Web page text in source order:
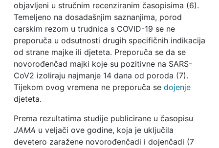
objavljeni u stručnim recenziranim časopisima (6).
Temeljeno na dosadašnjim saznanjima, porod
carskim rezom u trudnica s COVID-19 se ne
preporuča u odsutnosti drugih specifičnih indikacija
od strane majke ili djeteta. Preporuča se da se
novorođenčad majki koje su pozitivne na SARS-
CoV2 izoliraju najmanje 14 dana od poroda (7).
Tijekom ovog vremena ne preporuča se dojenje
djeteta.
Prema rezultatima studije publicirane u časopisu
JAMA u veljači ove godine, koja je uključila
devetero zaražene novorođenčadi i dojenčadi (7